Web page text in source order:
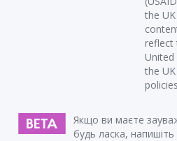
the
reflect
United
the
Якщо ви маєте
будь ласка,